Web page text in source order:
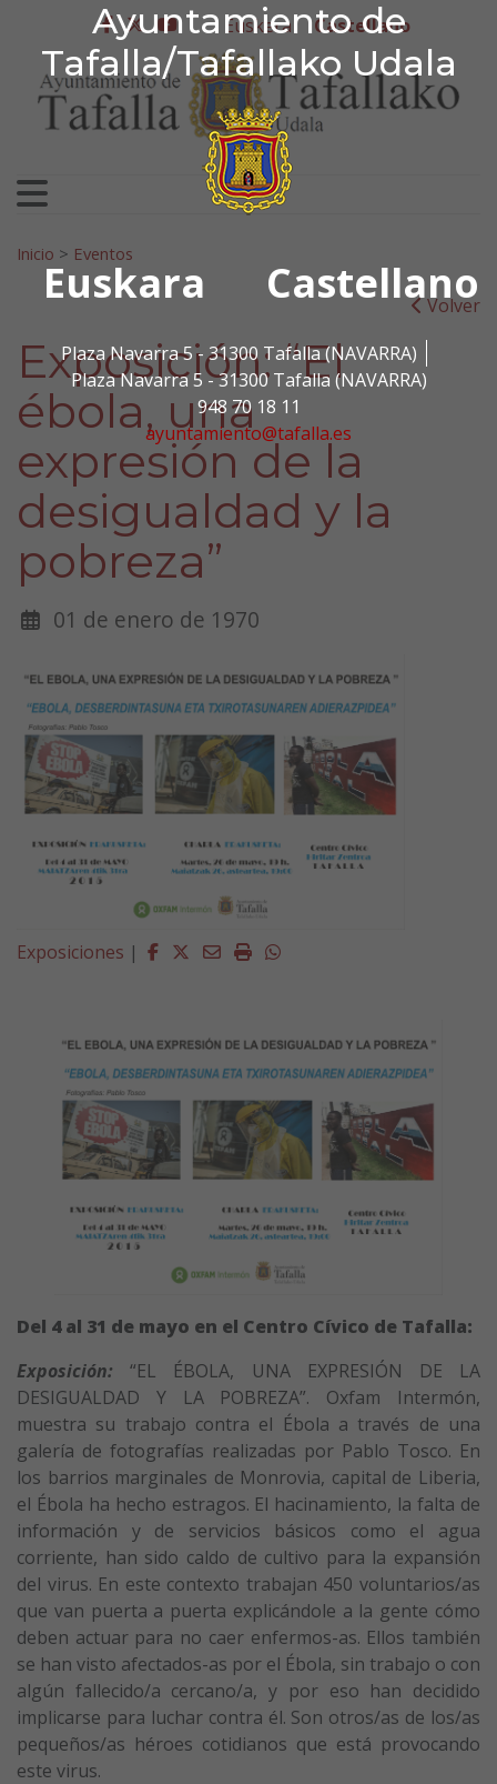
Ayuntamiento de
Tafalla/Tafallako Udala
Euskara Castellano
Plaza Navarra 5 - 31300 Tafalla (NAVARRA)
Plaza Navarra 5 - 31300 Tafalla (NAVARRA)
948 70 18 11
ayuntamiento@tafalla.es
Ir al contenido
Ayuntamiento de
facebook
twitter
youtube
Euskera Castellano
Search for:
Inicio > Eventos
Volver
Exposición: “El
ébola, una
expresión de la
desigualdad y la
pobreza”
01 de enero de 1970
Exposiciones | Facebook
Twitter
EmailImprimirWhatsapp
Del 4 al 31 de mayo en el Centro Cívico de Tafalla:
Exposición:
“EL ÉBOLA, UNA EXPRESIÓN DE LA
DESIGUALDAD Y LA POBREZA”. Oxfam Intermón,
muestra su trabajo contra el Ébola a través de una
galería de fotografías realizadas por Pablo Tosco. En
los barrios marginales de Monrovia, capital de Liberia,
el Ébola ha hecho estragos. El hacinamiento, la falta de
información y de servicios básicos como el agua
corriente, han sido caldo de cultivo para la expansión
del virus. En este contexto trabajan 450 voluntarios/as
que van puerta a puerta explicándole a la gente cómo
deben actuar para no caer enfermos-as. Ellos también
se han visto afectados-as por el Ébola, sin trabajo o con
algún fallecido/a cercano/a, y por eso han decidido
implicarse para luchar contra él. Son otros/as de los/as
pequeños/as héroes cotidianos que está provocando
este virus.